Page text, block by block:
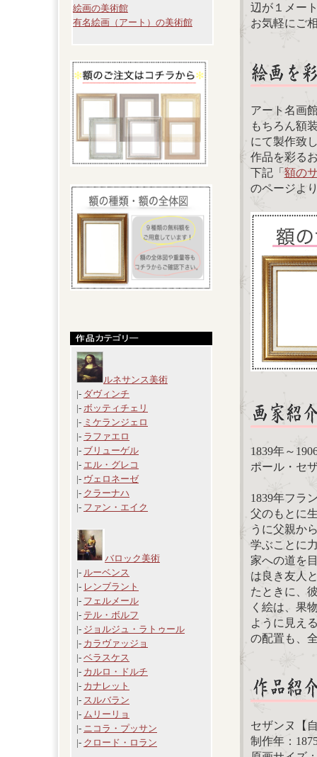
絵画の美術館
有名絵画（アート）の美術館
ルネサンス美術
|- ダヴィンチ
|- ボッティチェリ
|- ミケランジェロ
|- ラファエロ
|- ブリューゲル
|- エル・グレコ
|- ヴェロネーゼ
|- クラーナハ
|- ファン・エイク
バロック美術
|- ルーベンス
|- レンブラント
|- フェルメール
|- テル・ボルフ
|- ジョルジュ・ラトゥール
|- カラヴァッジョ
|- ベラスケス
|- カルロ・ドルチ
|- カナレット
|- スルバラン
|- ムリーリョ
|- ニコラ・プッサン
|- クロード・ロラン
辺が１メー
お気軽にご
アート名画
もちろん額
にて製作致
作品を彩る
下記「額の
のページよ
1839年～
ポール・セ
1839年フラ
父のもとに
うに父親か
学ぶことに
家への道を
は良き友人
たときに、
く絵は、果
ように見え
の配置も、
セザンヌ【
制作年：